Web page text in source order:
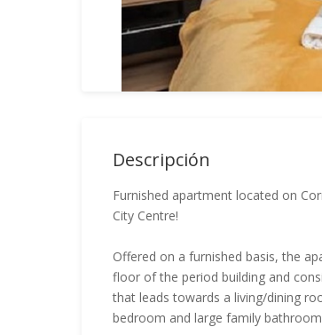
Descripción
Furnished apartment located on
City Centre!
Offered on a furnished basis, the
floor of the period building and
that leads towards a living/dining
bedroom and large family